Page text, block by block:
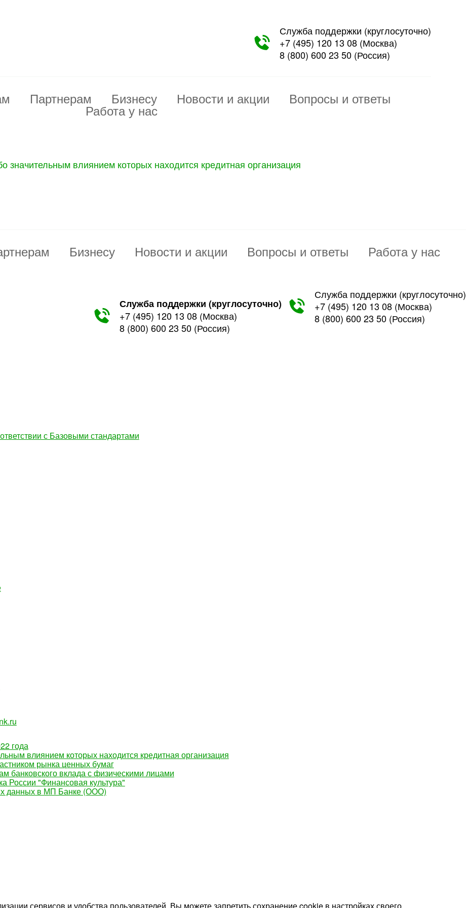
Служба поддержки (круглосуточно)
+7 (495) 120 13 08 (Москва)
8 (800) 600 23 50 (Россия)
Партнерам Бизнесу Новости и акции Вопросы и ответы
Работа у нас
значительным влиянием которых находится кредитная организация
Бизнесу Новости и акции Вопросы и ответы Работа у нас
Служба поддержки (круглосуточно)
+7 (495) 120 13 08 (Москва)
8 (800) 600 23 50 (Россия)
Служба поддержки (круглосуточно)
+7 (495) 120 13 08 (Москва)
8 (800) 600 23 50 (Россия)
с Базовыми стандартами
года
влиянием которых находится кредитная организация
рынка ценных бумаг
банковского вклада с физическими лицами
России "Финансовая культура"
данных в МП Банке (ООО)